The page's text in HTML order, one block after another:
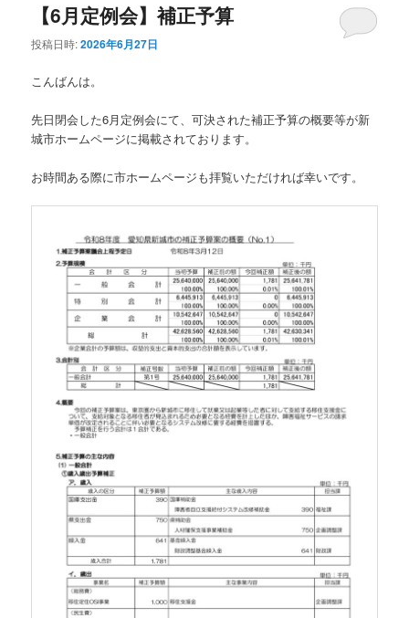
【6月定例会】補正予算
投稿日時:2026年6月27日
こんばんは。
先日閉会した6月定例会にて、可決された補正予算の概要等が新
城市ホームページに掲載されております。
お時間ある際に市ホームページも拝覧いただければ幸いです。